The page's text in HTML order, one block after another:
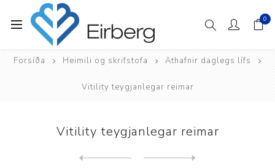
0
Forsíða Heimili og skrifstofa Athafnir daglegs lífs
Vitility teygjanlegar reimar
Vitility teygjanlegar reimar